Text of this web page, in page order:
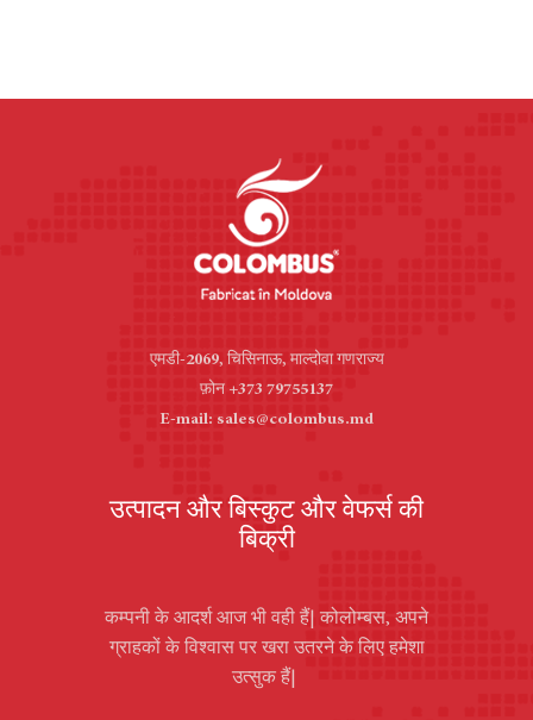
एमडी-2069, चिसिनाऊ, माल्दोवा गणराज्य
फ़ोन +373 79755137
E-mail: sales@colombus.md
उत्पादन और बिस्कुट और वेफर्स की
बिक्री
कम्पनी के आदर्श आज भी वही हैं| कोलोम्बस, अपने
ग्राहकों के विश्वास पर खरा उतरने के लिए हमेशा
उत्सुक हैं|